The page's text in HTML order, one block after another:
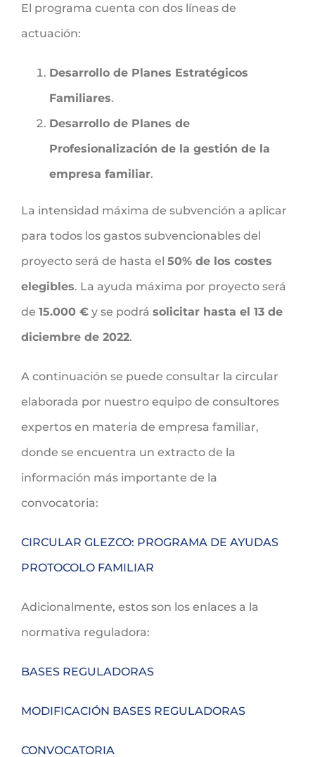
El programa cuenta con dos líneas de
actuación:
Desarrollo de Planes Estratégicos
Familiares.
Desarrollo de Planes de
Profesionalización de la gestión de la
empresa familiar.
La intensidad máxima de subvención a aplicar
para todos los gastos subvencionables del
proyecto será de hasta el 50% de los costes
elegibles. La ayuda máxima por proyecto será
de 15.000 € y se podrá solicitar hasta el 13 de
diciembre de 2022.
A continuación se puede consultar la circular
elaborada por nuestro equipo de consultores
expertos en materia de empresa familiar,
donde se encuentra un extracto de la
información más importante de la
convocatoria:
CIRCULAR GLEZCO: PROGRAMA DE AYUDAS
PROTOCOLO FAMILIAR
Adicionalmente, estos son los enlaces a la
normativa reguladora:
BASES REGULADORAS
MODIFICACIÓN BASES REGULADORAS
CONVOCATORIA